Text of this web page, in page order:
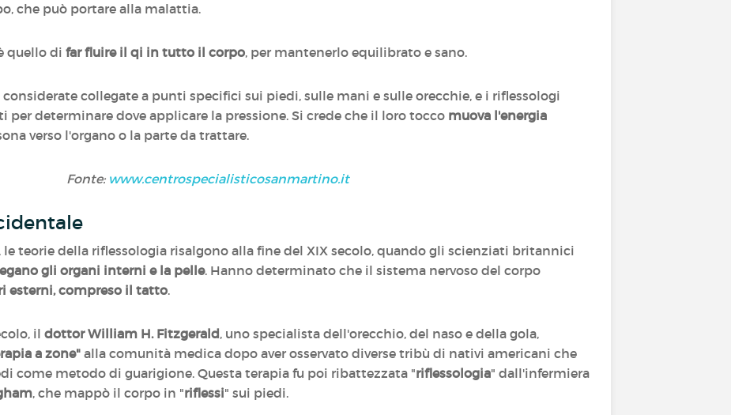
che può portare alla malattia.
quello di far fluire il qi in tutto il corpo, per mantenerlo equilibrato e sano.
collegate a punti specifici sui piedi, sulle mani e sulle orecchie, e i riflessologi
per determinare dove applicare la pressione. Si crede che il loro tocco muova l'energia
verso l'organo o la parte da trattare.
Fonte: www.centrospecialisticosanmartino.it
teorie della riflessologia risalgono alla fine del XIX secolo, quando gli scienziati britannici
gli organi interni e la pelle. Hanno determinato che il sistema nervoso del corpo
esterni, compreso il tatto.
il dottor William H. Fitzgerald, uno specialista dell'orecchio, del naso e della gola,
a zone"alla comunità medica dopo aver osservato diverse tribù di nativi americani che
come metodo di guarigione. Questa terapia fu poi ribattezzata "riflessologia" dall'infermiera
, che mappò il corpo in "riflessi" sui piedi.